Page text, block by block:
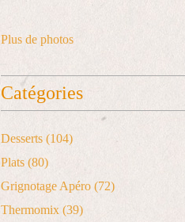
Plus de photos
Catégories
Desserts (104)
Plats (80)
Grignotage Apéro (72)
Thermomix (39)